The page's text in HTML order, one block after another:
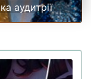
аудитрії